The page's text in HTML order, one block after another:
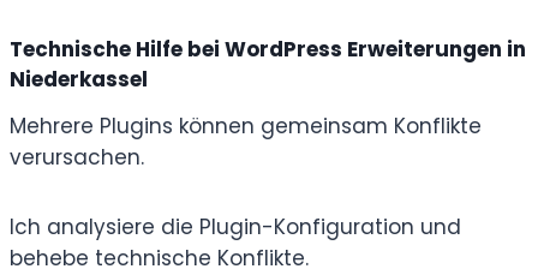
Technische Hilfe bei WordPress Erweiterungen in
Niederkassel
Mehrere Plugins können gemeinsam Konflikte
verursachen.
Ich analysiere die Plugin-Konfiguration und
behebe technische Konflikte.